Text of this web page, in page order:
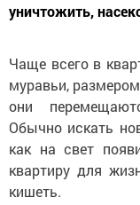
уничтожить,
Чаще всего в
муравьи,
они
Обычно искать
как на свет
квартиру для
кишеть.